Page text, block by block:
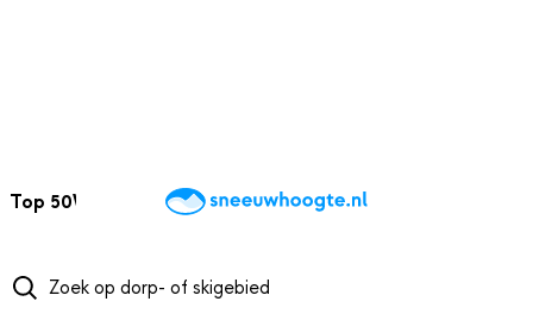
Top 50Webcams WintersportweerKaarten